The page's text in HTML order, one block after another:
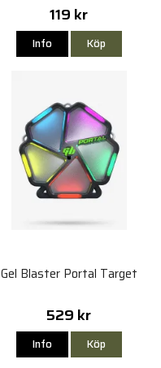
119 kr
Info Köp
Gel Blaster Portal Target
529 kr
Info Köp